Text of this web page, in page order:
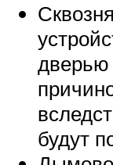
дверью
будут